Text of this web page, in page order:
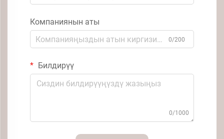
Компаниянын аты
0/200
Билдирүү
0/1000